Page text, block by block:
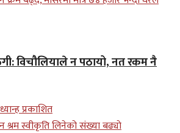
विचौलियाले न पठायो, नत रकम नै
प्रकाशित